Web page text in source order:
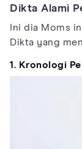
Dikta Alami
Ini dia Moms
Dikta yang
1. Kronologi